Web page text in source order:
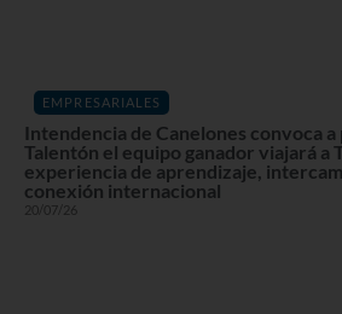
EMPRESARIALES
Intendencia de Canelones convoca
Talentón el equipo ganador viajará a
experiencia de aprendizaje,
conexión internacional
20/07/26